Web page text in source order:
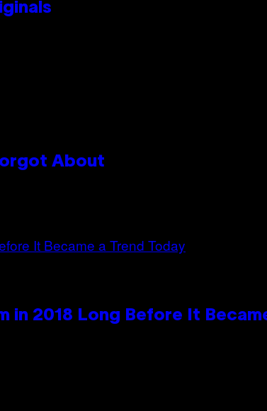
About
2018 Long Before It